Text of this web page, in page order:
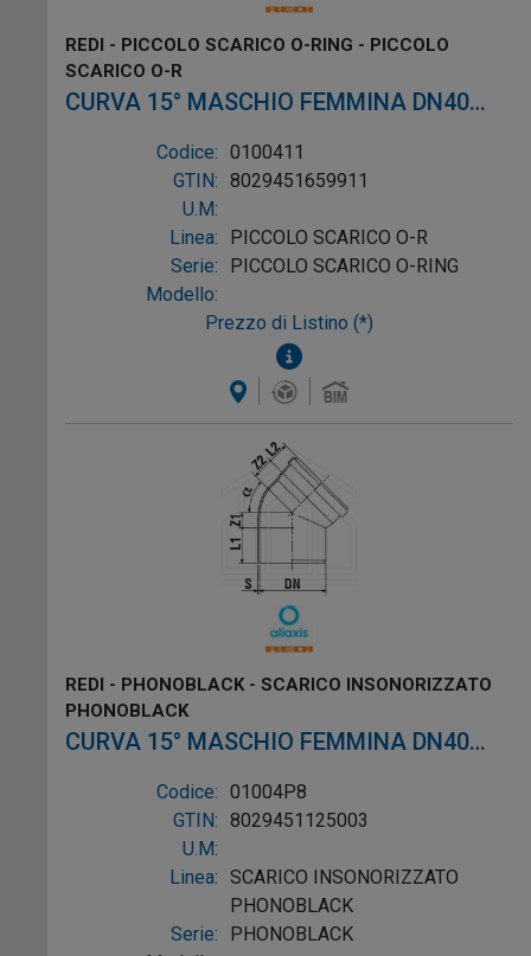
REDI - PICCOLO SCARICO O-RING - PICCOLO
SCARICO O-R
CURVA 15° MASCHIO FEMMINA DN40
CON O-RING PVC ROSSO
Codice: 0100411
GTIN: 8029451659911
U.M:
Linea:
PICCOLO SCARICO O-R
Serie:
PICCOLO SCARICO O-RING
Modello:
Prezzo di Listino (*)
REDI - PHONOBLACK - SCARICO INSONORIZZATO
PHONOBLACK
CURVA 15° MASCHIO FEMMINA DN40
PVC NERO
Codice: 01004P8
GTIN: 8029451125003
U.M:
Linea: SCARICO INSONORIZZATO
PHONOBLACK
Serie:
PHONOBLACK